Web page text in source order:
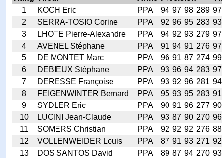
1
KOCH Eric PPA 94 97 98 289 97
2
SERRA-TOSIO Corine PPA 92 96 95 283 93
3
LHOTE Pierre-Alexandre PPA 94 92 93 279 97
4
AVENEL Stéphane PPA 91 94 91 276 97
5
DE MONTET Marc PPA 96 91 87 274 99
6
DEBIEUX Stéphane PPA 93 96 94 283 97
7
DERESSE Françoise PPA 93 92 96 281 94
8
FEIGENWINTER Bernard PPA 95 93 95 283 91
9
SYDLER Eric PPA 90 91 96 277 90
10
LUCINI Jean-Claude PPA 93 87 90 270 96
11
SOMERS Christian PPA 92 92 92 276 88
12
VOLLENWEIDER Louis PPA 87 91 93 271 92
13
DOS SANTOS David PPA 89 87 94 270 93